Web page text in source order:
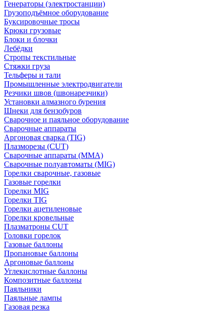
Генераторы (электростанции)
Грузоподъёмное оборудование
Буксировочные тросы
Крюки грузовые
Блоки и блочки
Лебёдки
Стропы текстильные
Стяжки груза
Тельферы и тали
Промышленные электродвигатели
Резчики швов (швонарезчики)
Установки алмазного бурения
Шнеки для бензобуров
Сварочное и паяльное оборудование
Сварочные аппараты
Аргоновая сварка (TIG)
Плазморезы (CUT)
Сварочные аппараты (MMA)
Сварочные полуавтоматы (MIG)
Горелки сварочные, газовые
Газовые горелки
Горелки MIG
Горелки TIG
Горелки ацетиленовые
Горелки кровельные
Плазматроны CUT
Головки горелок
Газовые баллоны
Пропановые баллоны
Аргоновые баллоны
Углекислотные баллоны
Композитные баллоны
Паяльники
Паяльные лампы
Газовая резка